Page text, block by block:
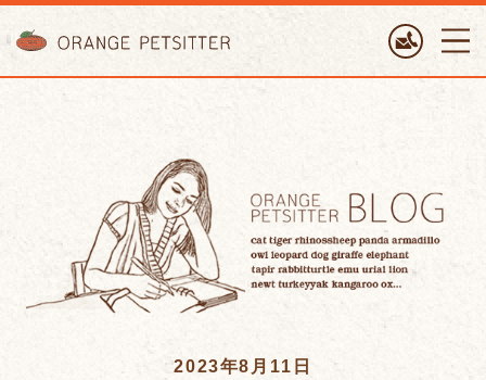
2023年8月11日